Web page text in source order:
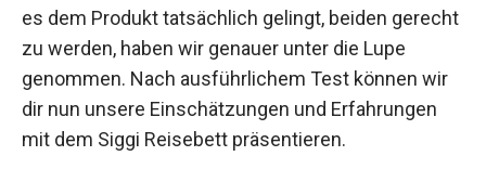
es dem Produkt tatsächlich gelingt, beiden gerecht
zu werden, haben wir genauer unter die Lupe
genommen. Nach ausführlichem Test können wir
dir nun unsere Einschätzungen und Erfahrungen
mit dem Siggi Reisebett präsentieren.